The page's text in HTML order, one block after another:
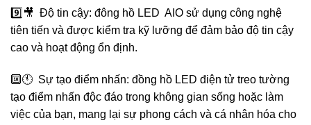
9️⃣🎥 Độ tin cậy: đông hồ LED AIO sử dụng công nghệ
tiên tiến và được kiểm tra kỹ lưỡng để đảm bảo độ tin cậy
cao và hoạt động ổn định.
🔟🕚 Sự tạo điểm nhấn: đồng hồ LED điện tử treo tường
tạo điểm nhấn độc đáo trong không gian sống hoặc làm
việc của bạn, mang lại sự phong cách và cá nhân hóa cho